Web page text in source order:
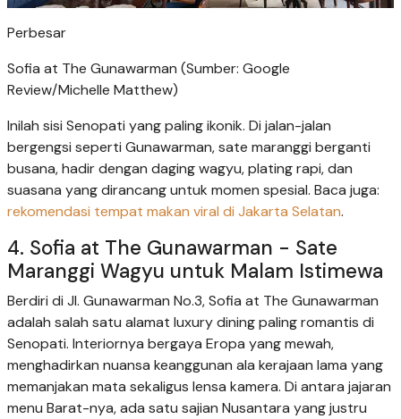
Perbesar
Sofia at The Gunawarman (Sumber: Google
Review/Michelle Matthew)
Inilah sisi Senopati yang paling ikonik. Di jalan-jalan
bergengsi seperti Gunawarman, sate maranggi berganti
busana, hadir dengan daging wagyu, plating rapi, dan
suasana yang dirancang untuk momen spesial. Baca juga:
rekomendasi tempat makan viral di Jakarta Selatan.
4. Sofia at The Gunawarman - Sate
Maranggi Wagyu untuk Malam Istimewa
Berdiri di Jl. Gunawarman No.3, Sofia at The Gunawarman
adalah salah satu alamat luxury dining paling romantis di
Senopati. Interiornya bergaya Eropa yang mewah,
menghadirkan nuansa keanggunan ala kerajaan lama yang
memanjakan mata sekaligus lensa kamera. Di antara jajaran
menu Barat-nya, ada satu sajian Nusantara yang justru